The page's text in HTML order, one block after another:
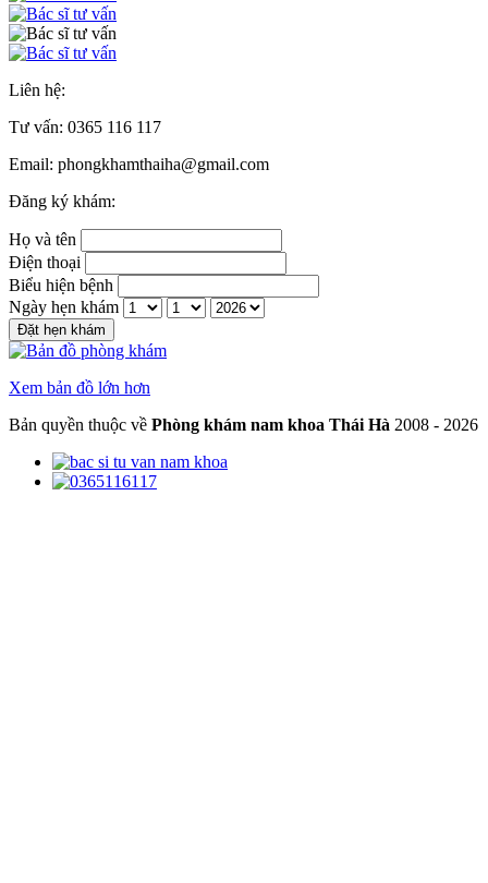
Liên hệ:
Tư vấn: 0365 116 117
Email: phongkhamthaiha@gmail.com
Đăng ký khám:
Họ và tên
Điện thoại
Biểu hiện bệnh
Ngày hẹn khám
Đặt hẹn khám
Xem bản đồ lớn hơn
Bản quyền thuộc về Phòng khám nam khoa Thái Hà 2008 - 2026